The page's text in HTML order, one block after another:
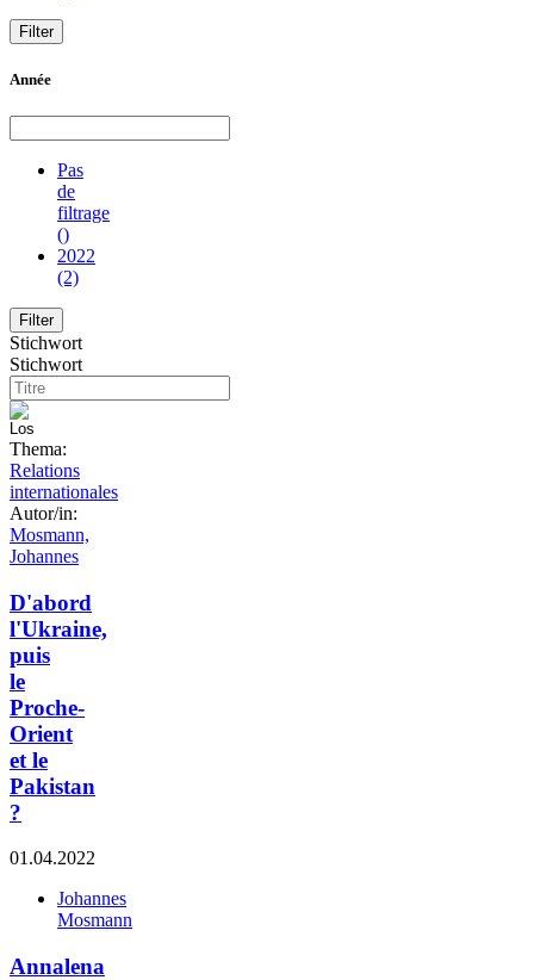
Année
Pas
de
filtrage
()
2022
(2)
Stichwort
Stichwort
Thema:
Relations
internationales
Autor/in:
Mosmann,
Johannes
D'abord
l'Ukraine,
puis
le
Proche-
Orient
et le
Pakistan
?
01.04.2022
Johannes
Mosmann
Annalena